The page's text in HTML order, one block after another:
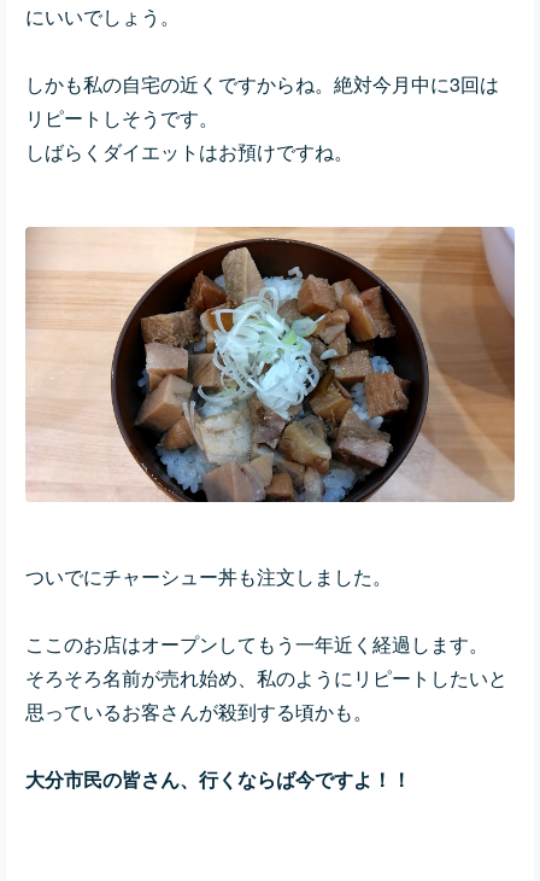
にいいでしょう。
しかも私の自宅の近くですからね。絶対今月中に3回は
リピートしそうです。
しばらくダイエットはお預けですね。
ついでにチャーシュー丼も注文しました。
ここのお店はオープンしてもう一年近く経過します。
そろそろ名前が売れ始め、私のようにリピートしたいと
思っているお客さんが殺到する頃かも。
大分市民の皆さん、行くならば今ですよ！！